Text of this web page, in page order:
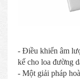
- Điều khiển âm
kế cho loa đường
- Một giải pháp